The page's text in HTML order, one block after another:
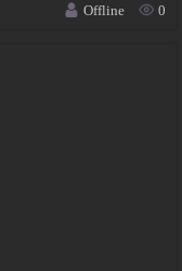
Offline 0